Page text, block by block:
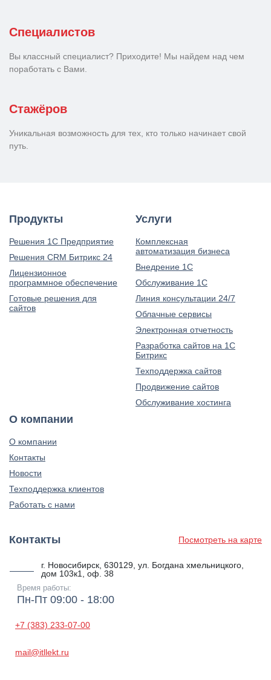
Специалистов
Вы классный специалист? Приходите! Мы найдем над чем
поработать с Вами.
Стажёров
Уникальная возможность для тех, кто только начинает свой
путь.
Продукты
Решения 1С Предприятие
Решения CRM Битрикс 24
Лицензионное
программное обеспечение
Готовые решения для
сайтов
Услуги
Комплексная
автоматизация бизнеса
Внедрение 1С
Обслуживание 1С
Линия консультации 24/7
Облачные сервисы
Электронная отчетность
Разработка сайтов на 1С
Битрикс
Техподдержка сайтов
Продвижение сайтов
Обслуживание хостинга
О компании
О компании
Контакты
Новости
Техподдержка клиентов
Работать с нами
Контакты
г. Новосибирск, 630129, ул. Богдана хмельницкого,
дом 103к1, оф. 38
Время работы:
Пн-Пт 09:00 - 18:00
+7 (383) 233-07-00
mail@itllekt.ru
Посмотреть на карте